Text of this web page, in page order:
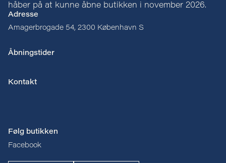
håber på at kunne åbne butikken i november 2026.
Adresse
Amagerbrogade 54, 2300 København S
Åbningstider
Kontakt
Følg butikken
Facebook